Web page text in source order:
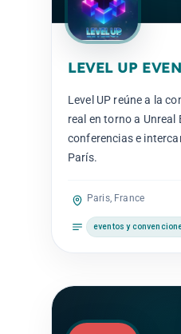
LEVEL UP
Level UP reúne a la
real en torno a Unreal
conferencias e
París.
Paris, France
eventos y